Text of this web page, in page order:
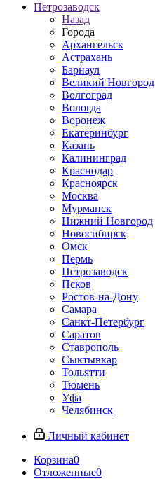
Петрозаводск
Назад
Города
Архангельск
Астрахань
Барнаул
Великий Новгород
Волгоград
Вологда
Воронеж
Екатеринбург
Казань
Калининград
Краснодар
Красноярск
Москва
Мурманск
Нижний Новгород
Новосибирск
Омск
Пермь
Петрозаводск
Псков
Ростов-на-Дону
Самара
Санкт-Петербург
Саратов
Ставрополь
Сыктывкар
Тольятти
Тюмень
Уфа
Челябинск
Личный кабинет
Корзина0
Отложенные0